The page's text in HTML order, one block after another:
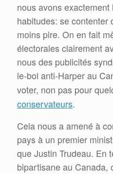
nous avons
habitudes: se contenter
moins pire. On en fait
électorales clairement
nous des publicités
le-bol anti-Harper au
voter, non pas pour
conservateurs.
Cela nous a amené à
pays à un premier
que Justin Trudeau. En
bipartisane au Canada,